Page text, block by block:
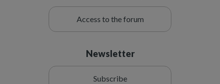
Access to the forum
Newsletter
Subscribe